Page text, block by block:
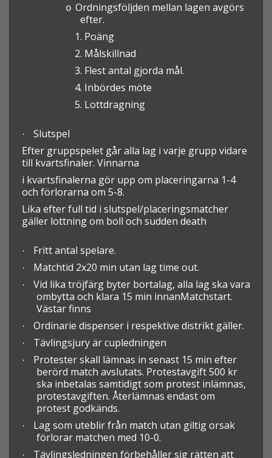
o Ordningsföljden mellan lagen avgörs
efter.
1. Poäng
2. Målskillnad
3. Flest antal gjorda mål.
4. Inbördes möte
5. Lottdragning
·
Slutspel
Efter gruppspelet går alla lag i varje grupp vidare
till kvartsfinaler. Vinnarna
i kvartsfinalerna gör upp om placeringarna 1-4
och förlorarna om 5-8.
Lika efter full tid i slutspel/placeringsmatcher
gäller lottning om boll och sudden death
· Fritt antal spelare.
· Matchtid 2x20 min utan lag time out.
·
Vid lika tröjfärg byter bortalag, alla lag ska vara
ombytta och klara 15 min innanMatchstart.
Västar finns
· Ordinarie dispenser i respektive distrikt gäller.
· Tävlingsjury är cupledningen
·
Protester skall lämnas in senast 15 min efter
berörd match avslutats. Protestavgift 500 kr
ska inbetalas samtidigt som protest inlämnas,
protestavgiften. Återlämnas endast om
protest godkänds.
·
Lag som uteblir från match utan giltig orsak
förlorar matchen med 10-0.
· Tävlingsledningen förbehåller sig rätten att